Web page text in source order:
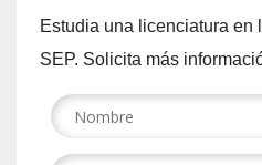
Estudia una licenciatura en
SEP. Solicita más